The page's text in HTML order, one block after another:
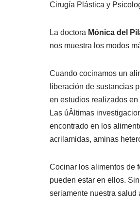
Cirugía Plástica y
La doctora Mónica del
nos muestra los modos
Cuando cocinamos un
liberación de sustancias
en estudios realizados
Las úÂltimas
encontrado en los
acrilamidas, aminas
Cocinar los alimentos de
pueden estar en ellos.
seriamente nuestra